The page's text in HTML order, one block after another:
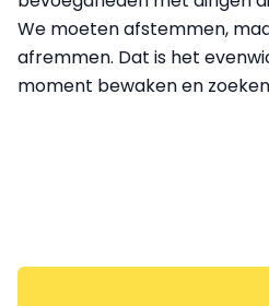
We moeten afstemmen,
afremmen. Dat is het
moment bewaken en